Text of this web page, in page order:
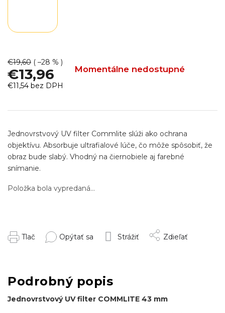
€19,60 ( –28 % )
€13,96 Momentálne nedostupné
€11,54 bez DPH
cena:
Položka bola vypredaná…
Jednovrstvový UV filter Commlite slúži ako ochrana
objektívu. Absorbuje ultrafialové lúče, čo môže spôsobiť, že
obraz bude slabý. Vhodný na čiernobiele aj farebné
snímanie.
Tlač Opýtať sa Strážiť Zdieľať
Podrobný popis
Jednovrstvový UV filter COMMLITE 43 mm